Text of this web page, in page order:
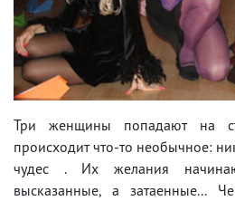
Три женщины попадают на
происходит что-то необычное:
чудес . Их желания
высказанные, а затаенные...